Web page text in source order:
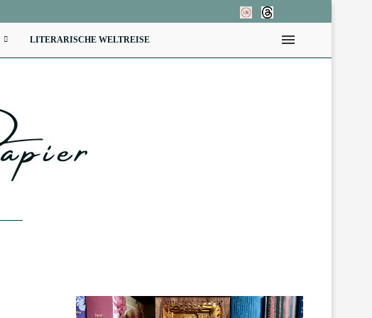
LITERARISCHE WELTREISE